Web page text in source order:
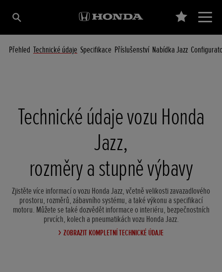
Přehled Technické údaje Specifikace Příslušenství Nabídka Jazz
Technické údaje vozu Honda
Jazz,
rozměry a stupně výbavy
Zjistěte více informací o vozu Honda Jazz, včetně velikosti zavazadlového
prostoru, rozměrů, zábavního systému, a také výkonu a specifikací
motoru. Můžete se také dozvědět informace o interiéru, bezpečnostních
prvcích, kolech a pneumatikách vozu Honda Jazz.
ZOBRAZIT KOMPLETNÍ TECHNICKÉ ÚDAJE